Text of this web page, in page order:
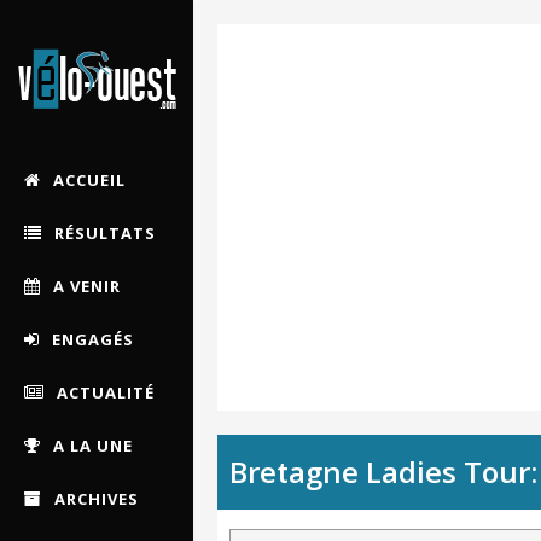
ACCUEIL
RÉSULTATS
A VENIR
ENGAGÉS
ACTUALITÉ
A LA UNE
ARCHIVES
Bretagne Ladies